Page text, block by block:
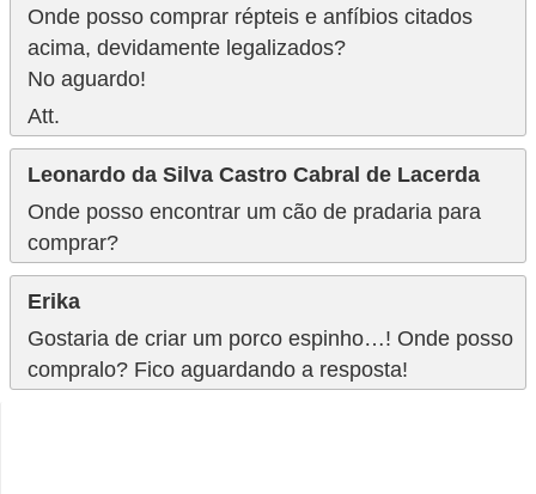
Onde posso comprar répteis e anfíbios citados
acima, devidamente legalizados?
No aguardo!
Att.
Leonardo da Silva Castro Cabral de Lacerda
Onde posso encontrar um cão de pradaria para
comprar?
Erika
Gostaria de criar um porco espinho…! Onde posso
compralo? Fico aguardando a resposta!
ç
ã
o
R
a
ç
a
s
d
e